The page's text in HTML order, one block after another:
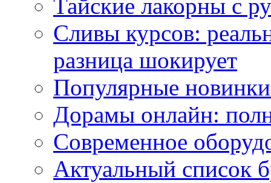
Тайские лакорны с
Сливы курсов:
разница шокирует
Популярные
Дорамы онлайн:
Современное
Актуальный список